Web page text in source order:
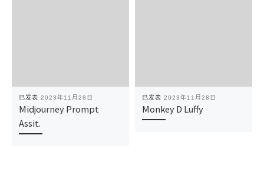
已发表 2023年11月28日
Midjourney Prompt
Assit.
已发表 2023年11月28日
Monkey D Luffy